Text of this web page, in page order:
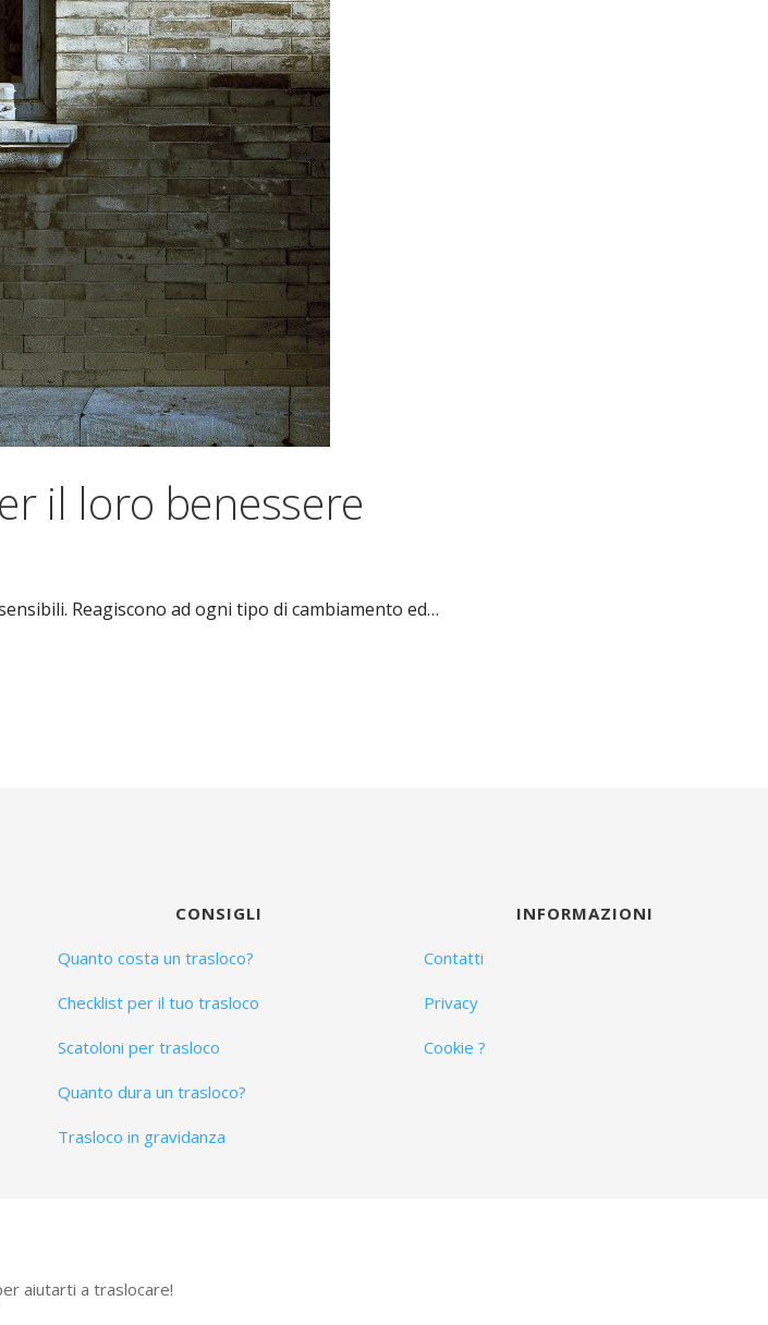
il loro benessere
Reagiscono ad ogni tipo di cambiamento ed…
CONSIGLI
Quanto costa un trasloco?
Checklist per il tuo trasloco
Scatoloni per trasloco
Quanto dura un trasloco?
Trasloco in gravidanza
INFORMAZIONI
Contatti
Privacy
Cookie ?
aiutarti a traslocare!